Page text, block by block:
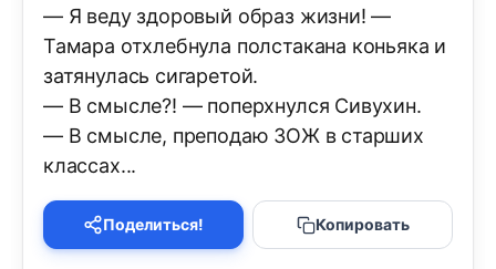
— Я веду здоровый образ жизни! —
Тамара отхлебнула полстакана коньяка и
затянулась сигаретой.
— В смысле?! — поперхнулся Сивухин.
— В смысле, преподаю ЗОЖ в старших
классах...
Поделиться! Копировать